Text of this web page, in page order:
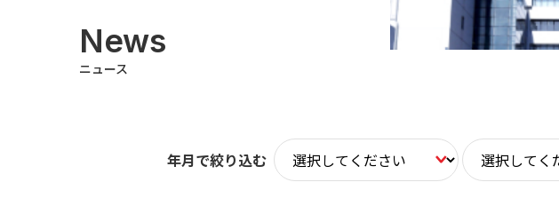
News
ニュース
年月で絞り込む